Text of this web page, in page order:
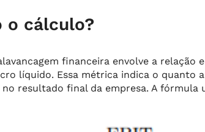
o cálculo?
financeira envolve a relação
líquido. Essa métrica indica o quanto
resultado final da empresa. A fórmula